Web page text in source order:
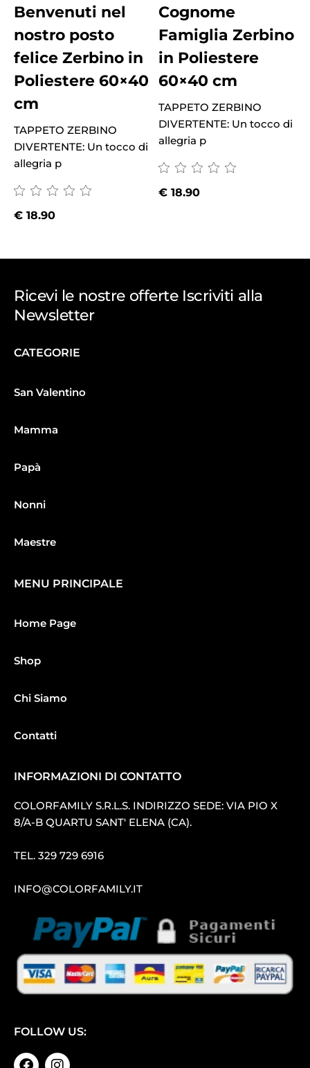
Benvenuti nel
nostro posto
felice Zerbino in
Poliestere 60×40
cm
TAPPETO ZERBINO
DIVERTENTE: Un tocco di
allegria p
€18.90
Cognome
Famiglia Zerbino
in Poliestere
60×40 cm
TAPPETO ZERBINO
DIVERTENTE: Un tocco di
allegria p
€ 18.90
Ricevi le nostre offerte Iscriviti alla
Newsletter
CATEGORIE
San Valentino
Mamma
Papà
Nonni
Maestre
MENU PRINCIPALE
Home Page
Shop
Chi Siamo
Contatti
INFORMAZIONI DI CONTATTO
COLORFAMILY S.R.L.S. INDIRIZZO SEDE: VIA PIO X
8/A-B QUARTU SANT′ ELENA (CA).
TEL. 329 729 6916
INFO@COLORFAMILY.IT
FOLLOW US: